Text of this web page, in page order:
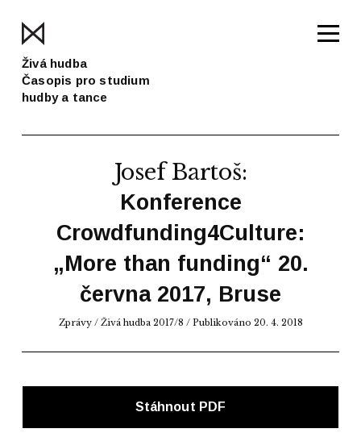
Živá hudba
Časopis pro studium
hudby a tance
Josef Bartoš:
Konference
Crowdfunding4Culture:
„More than funding“ 20.
června 2017, Bruse
Zprávy/ Živá hudba 2017/8 / Publikováno 20. 4. 2018
Stáhnout PDF